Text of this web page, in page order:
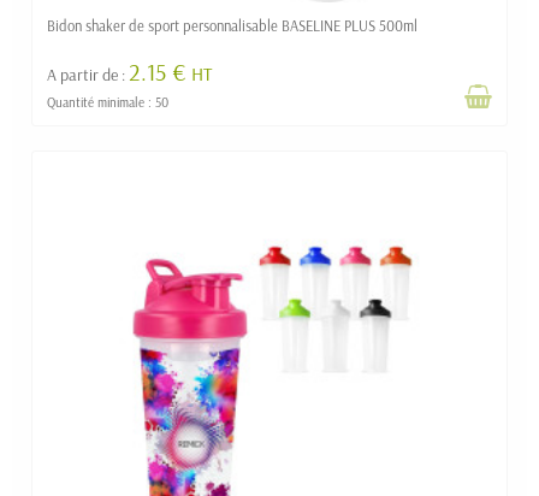
Bidon shaker de sport personnalisable BASELINE PLUS 500ml
A partir de :2.15 € HT
Quantité minimale : 50